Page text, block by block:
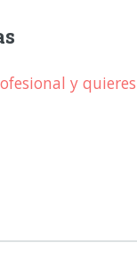
y quieres